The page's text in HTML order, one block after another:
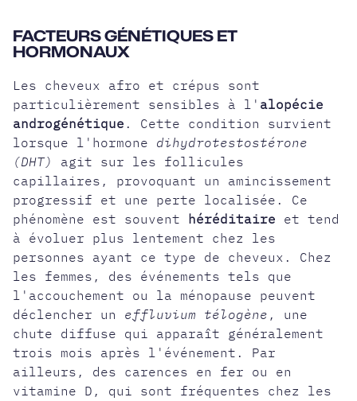
FACTEURS GÉNÉTIQUES ET
HORMONAUX
Les cheveux afro et crépus sont
particulièrement sensibles à l' alopécie
androgénétique . Cette condition survient
lorsque l'hormone dihydrotestostérone
(DHT)
agit sur les follicules
capillaires, provoquant un amincissement
progressif et une perte localisée. Ce
phénomène est souvent héréditaire et tend
à évoluer plus lentement chez les
personnes ayant ce type de cheveux. Chez
les femmes, des événements tels que
l'accouchement ou la ménopause peuvent
déclencher un effluvium télogène , une
chute diffuse qui apparaît généralement
trois mois après l'événement. Par
ailleurs, des carences en fer ou en
vitamine D, qui sont fréquentes chez les